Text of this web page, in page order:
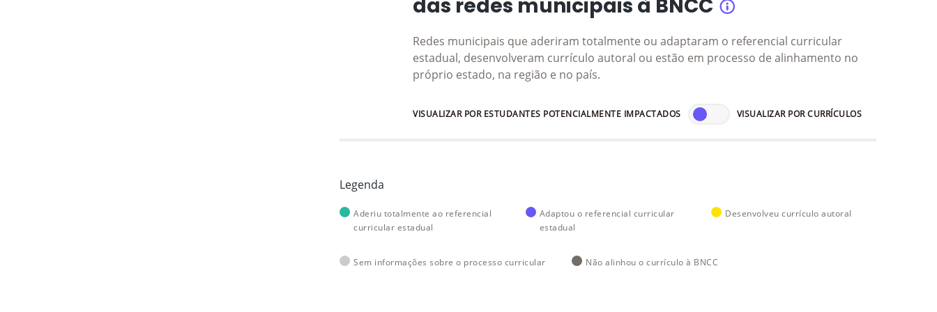
das redes municipais à BNCC
Redes municipais que aderiram totalmente ou adaptaram o referencial curricular
estadual, desenvolveram currículo autoral ou estão em processo de alinhamento no
próprio estado, na região e no país.
VISUALIZAR POR ESTUDANTES POTENCIALMENTE IMPACTADOS VISUALIZAR POR CURRÍCULOS
Legenda
Aderiu totalmente ao referencial
curricular estadual
Adaptou o referencial curricular
estadual
Desenvolveu currículo autoral
Sem informações sobre o processo curricular Não alinhou o currículo à BNCC